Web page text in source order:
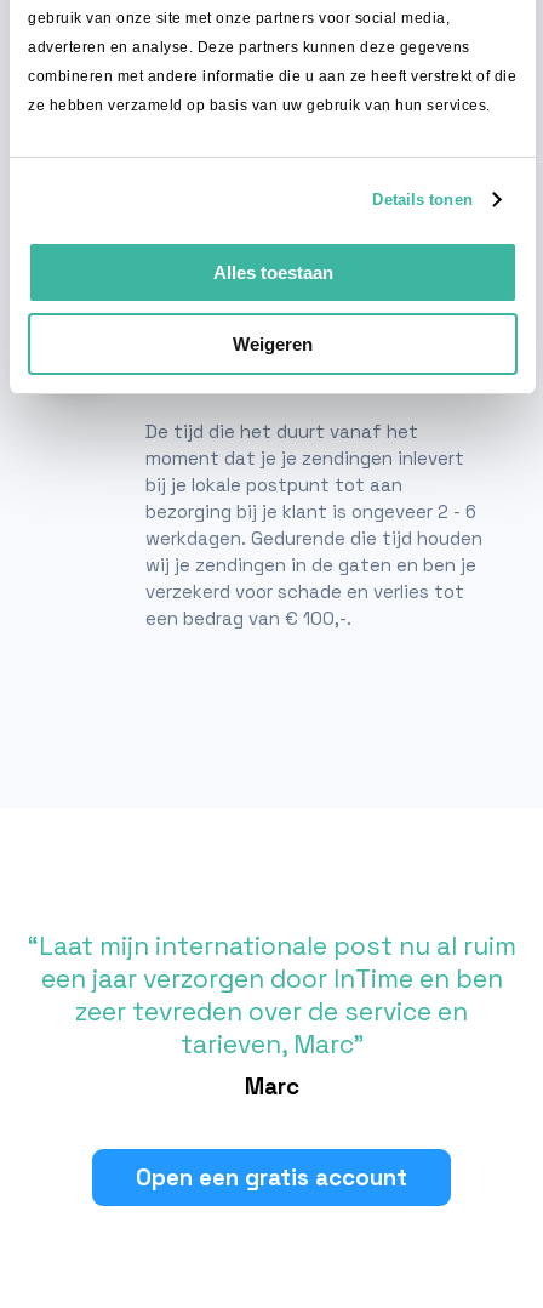
gebruik van onze site met onze partners voor social media,
adverteren en analyse. Deze partners kunnen deze gegevens
combineren met andere informatie die u aan ze heeft verstrekt of die
ze hebben verzameld op basis van uw gebruik van hun services.
Details tonen
Alles toestaan
Weigeren
Na het aanmelden van zendingen in
je in de buurt. Vanuit daar gaan je
gewend was, alleen een stuk
Bezorging in Polen
Via ons netwerk van lokale
vervoerders
De tijd die het duurt vanaf het
moment dat je je zendingen inlevert
bij je lokale postpunt tot aan
bezorging bij je klant is ongeveer 2 - 6
werkdagen. Gedurende die tijd houden
wij je zendingen in de gaten en ben je
verzekerd voor schade en verlies tot
een bedrag van € 100,-.
“Laat mijn internationale post nu al ruim
een jaar verzorgen door InTime en ben
zeer tevreden over de service en
tarieven, Marc”
Marc
Open een gratis account